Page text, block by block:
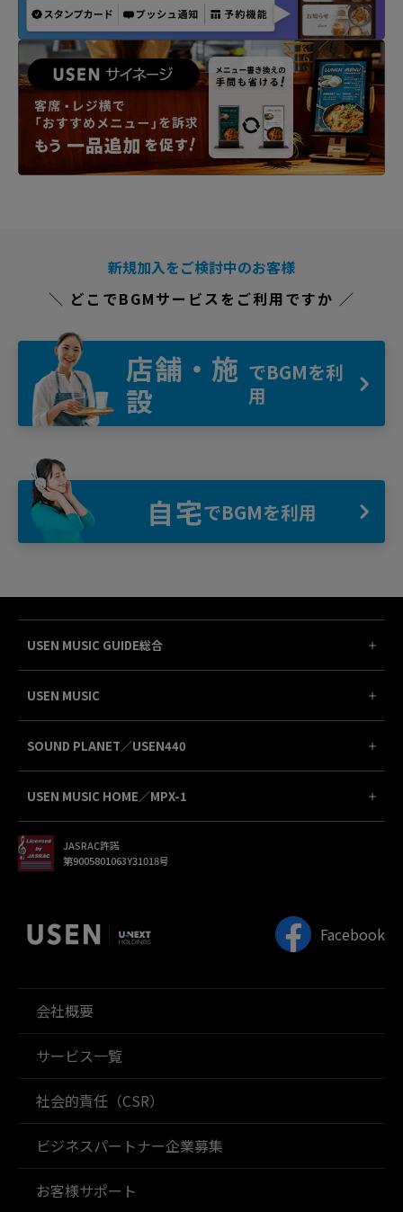
新規加入をご検討中のお客様
＼ どこでBGMサービスをご利用ですか ／
店舗・施
設
でBGMを利
用
自宅でBGMを利用
USEN MUSIC GUIDE総合
USEN MUSIC
SOUND PLANET／USEN440
USEN MUSIC HOME／MPX-1
JASRAC許諾
第9005801063Y31018号
Facebook
会社概要
サービス一覧
社会的責任（CSR）
ビジネスパートナー企業募集
お客様サポート